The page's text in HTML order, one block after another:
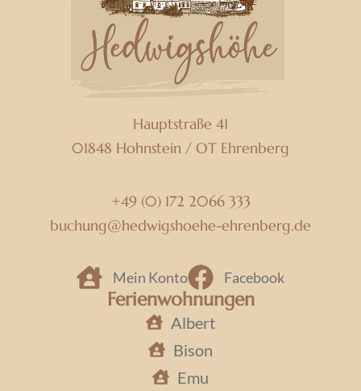
Hauptstraße 41
01848 Hohnstein / OT Ehrenberg
+49 (0) 172 2066 333
buchung­@­hedwigshoehe-ehrenberg.de
Mein Konto Facebook
Ferienwohnungen
Albert
Bison
Emu